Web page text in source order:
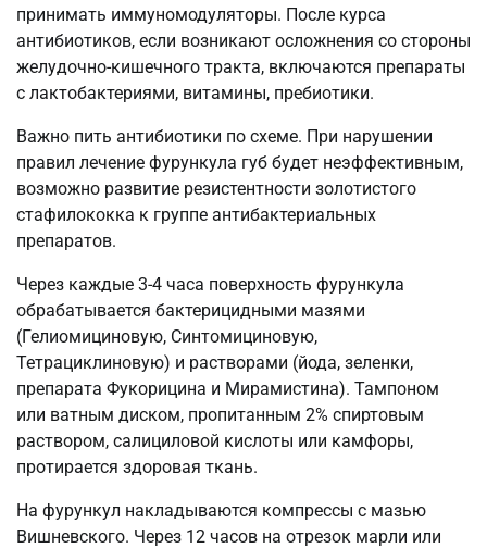
принимать иммуномодуляторы. После курса
антибиотиков, если возникают осложнения со стороны
желудочно-кишечного тракта, включаются препараты
с лактобактериями, витамины, пребиотики.
Важно пить антибиотики по схеме. При нарушении
правил лечение фурункула губ будет неэффективным,
возможно развитие резистентности золотистого
стафилококка к группе антибактериальных
препаратов.
Через каждые 3-4 часа поверхность фурункула
обрабатывается бактерицидными мазями
(Гелиомициновую, Синтомициновую,
Тетрациклиновую) и растворами (йода, зеленки,
препарата Фукорицина и Мирамистина). Тампоном
или ватным диском, пропитанным 2% спиртовым
раствором, салициловой кислоты или камфоры,
протирается здоровая ткань.
На фурункул накладываются компрессы с мазью
Вишневского. Через 12 часов на отрезок марли или